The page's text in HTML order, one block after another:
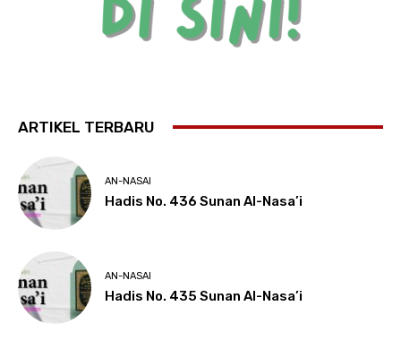
ARTIKEL TERBARU
AN-NASAI
Hadis No. 436 Sunan Al-Nasa’i
AN-NASAI
Hadis No. 435 Sunan Al-Nasa’i